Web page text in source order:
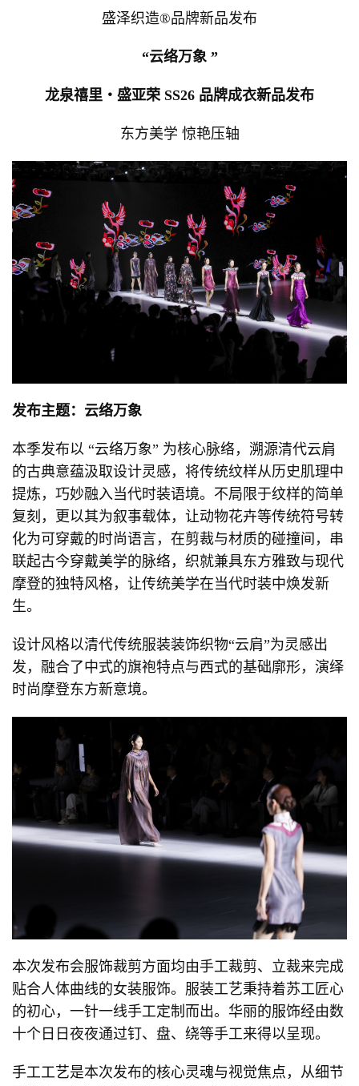
盛泽织造®品牌新品发布
“云络万象 ”
龙泉禧里・盛亚荣 SS26 品牌成衣新品发布
东方美学 惊艳压轴
发布主题：云络万象
本季发布以 “云络万象” 为核心脉络，溯源清代云肩
的古典意蕴汲取设计灵感，将传统纹样从历史肌理中
提炼，巧妙融入当代时装语境。不局限于纹样的简单
复刻，更以其为叙事载体，让动物花卉等传统符号转
化为可穿戴的时尚语言，在剪裁与材质的碰撞间，串
联起古今穿戴美学的脉络，织就兼具东方雅致与现代
摩登的独特风格，让传统美学在当代时装中焕发新
生。
设计风格以清代传统服装装饰织物“云肩”为灵感出
发，融合了中式的旗袍特点与西式的基础廓形，演绎
时尚摩登东方新意境。
本次发布会服饰裁剪方面均由手工裁剪、立裁来完成
贴合人体曲线的女装服饰。服装工艺秉持着苏工匠心
的初心，一针一线手工定制而出。华丽的服饰经由数
十个日日夜夜通过钉、盘、绕等手工来得以呈现。
手工工艺是本次发布的核心灵魂与视觉焦点，从细节